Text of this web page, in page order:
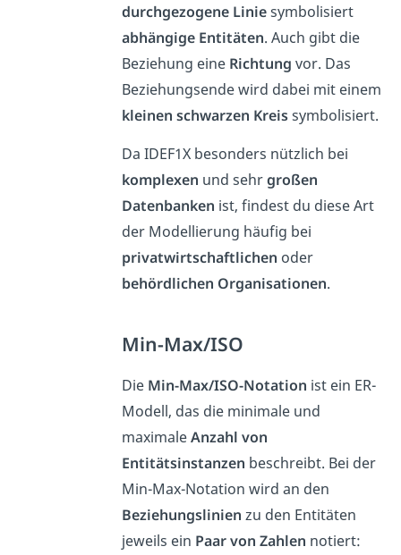
durchgezogene Liniesymbolisiert
abhängige Entitäten. Auch gibt die
Beziehung eine Richtung vor. Das
Beziehungsende wird dabei mit einem
kleinen schwarzen Kreissymbolisiert.
Da IDEF1X besonders nützlich bei
komplexen und sehrgroßen
Datenbanken ist, findest du diese Art
der Modellierung häufig bei
privatwirtschaftlichen oder
behördlichen Organisationen.
Min-Max/ISO
DieMin-Max/ISO-Notation ist ein ER-
Modell, das die minimale und
maximaleAnzahl von
Entitätsinstanzen beschreibt. Bei der
Min-Max-Notation wird an den
Beziehungslinien zu den Entitäten
jeweils ein Paar von Zahlen notiert: